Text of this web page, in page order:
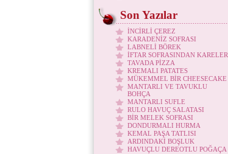
Son Yazılar
İNCİRLİ ÇEREZ
KARADENİZ SOFRASI
LABNELİ BÖREK
İFTAR SOFRASINDAN KARELER
TAVADA PİZZA
KREMALI PATATES
MÜKEMMEL BİR CHEESECAKE
MANTARLI VE TAVUKLU
BOHÇA
MANTARLI SUFLE
RULO HAVUÇ SALATASI
BİR MELEK SOFRASI
DONDURMALI HURMA
KEMAL PAŞA TATLISI
ARDINDAKİ BOŞLUK
HAVUÇLU DEREOTLU POĞAÇA